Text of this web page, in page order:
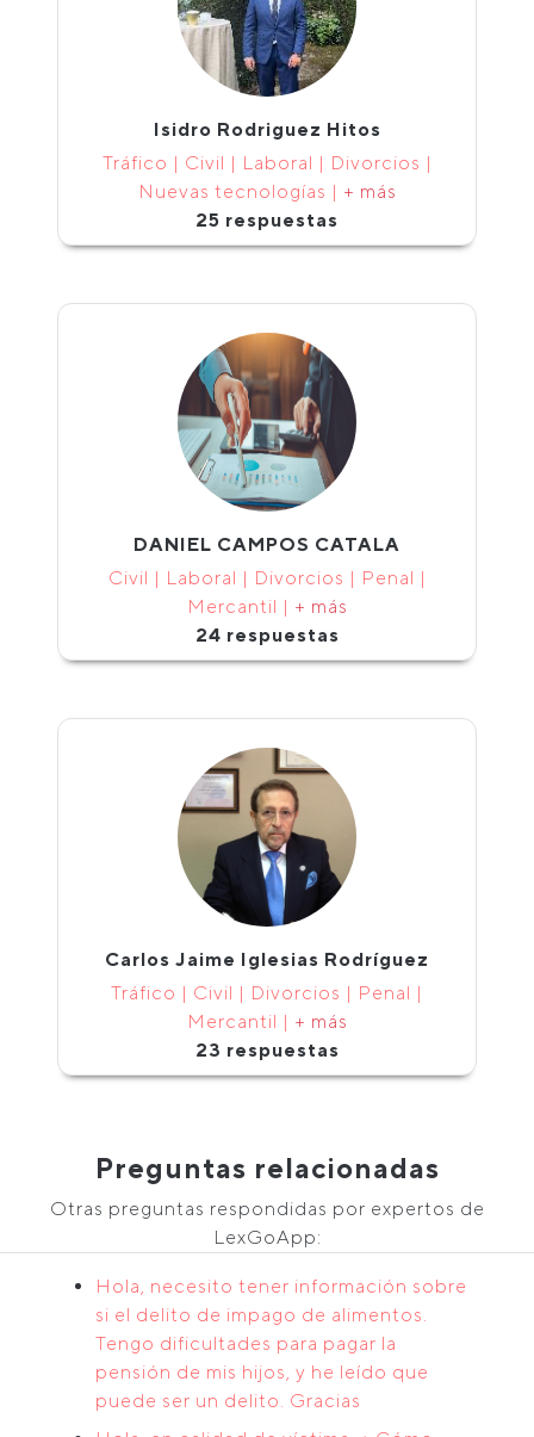
Isidro Rodriguez Hitos
Tráfico | Civil | Laboral | Divorcios |
Nuevas tecnologías | + más
25 respuestas
DANIEL CAMPOS CATALA
Civil | Laboral | Divorcios | Penal |
Mercantil | + más
24 respuestas
Carlos Jaime Iglesias Rodríguez
Tráfico | Civil | Divorcios | Penal |
Mercantil | + más
23 respuestas
Preguntas relacionadas
Otras preguntas respondidas por expertos de
LexGoApp:
Hola, necesito tener información sobre
si el delito de impago de alimentos.
Tengo dificultades para pagar la
pensión de mis hijos, y he leído que
puede ser un delito. Gracias